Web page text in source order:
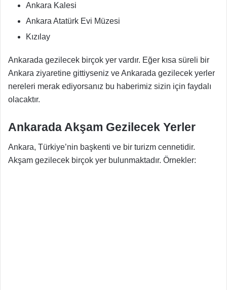
Ankara Kalesi
Ankara Atatürk Evi Müzesi
Kızılay
Ankarada gezilecek birçok yer vardır. Eğer kısa süreli bir
Ankara ziyaretine gittiyseniz ve Ankarada gezilecek yerler
nereleri merak ediyorsanız bu haberimiz sizin için faydalı
olacaktır.
Ankarada Akşam Gezilecek Yerler
Ankara, Türkiye’nin başkenti ve bir turizm cennetidir.
Akşam gezilecek birçok yer bulunmaktadır. Örnekler: